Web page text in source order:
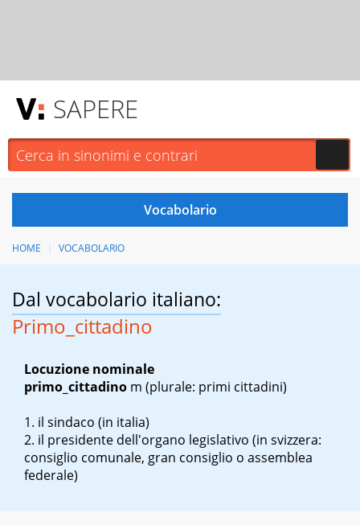
SAPERE
HOME VOCABOLARIO
Dal vocabolario italiano:
Primo_cittadino
Locuzione nominale
primo_cittadino m (plurale: primi cittadini)
il sindaco (in italia)
il presidente dell'organo legislativo (in svizzera:
consiglio comunale, gran consiglio o assemblea
federale)